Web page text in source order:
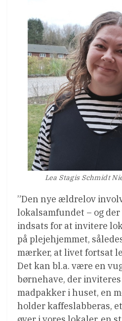
Lea Stagis Schmidt
”Den nye ældrelov
lokalsamfundet – og der
indsats for at invitere
på plejehjemmet,
mærker, at livet fortsat
Det kan bl.a. være en
børnehave, der
madpakker i huset, en
holder kaffeslabberas,